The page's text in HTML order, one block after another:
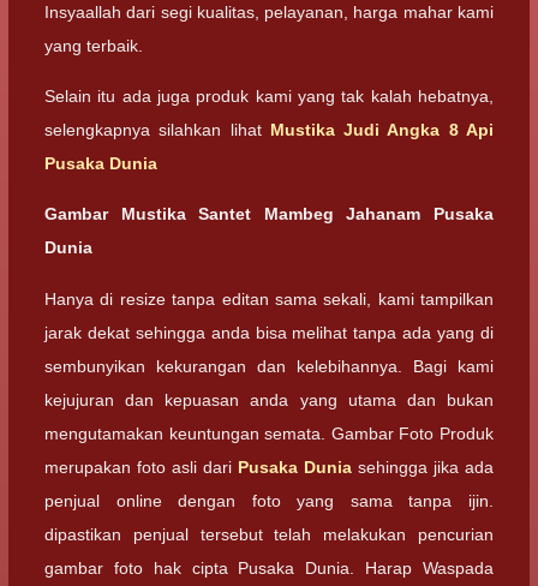
Insyaallah dari segi kualitas, pelayanan, harga mahar kami
yang terbaik.
Selain itu ada juga produk kami yang tak kalah hebatnya,
selengkapnya silahkan lihat Mustika Judi Angka 8 Api
Pusaka Dunia
Gambar Mustika Santet Mambeg Jahanam Pusaka
Dunia
Hanya di resize tanpa editan sama sekali, kami tampilkan
jarak dekat sehingga anda bisa melihat tanpa ada yang di
sembunyikan kekurangan dan kelebihannya. Bagi kami
kejujuran dan kepuasan anda yang utama dan bukan
mengutamakan keuntungan semata. Gambar Foto Produk
merupakan foto asli dari Pusaka Dunia sehingga jika ada
penjual online dengan foto yang sama tanpa ijin.
dipastikan penjual tersebut telah melakukan pencurian
gambar foto hak cipta Pusaka Dunia. Harap Waspada